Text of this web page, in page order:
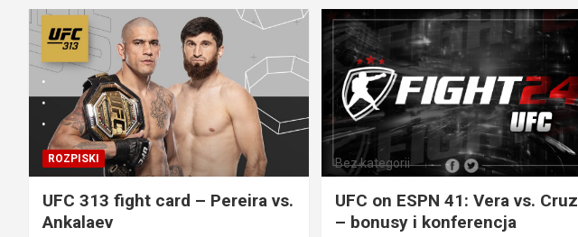
ROZPISKI
UFC 313 fight card – Pereira vs.
Ankalaev
Bez kategorii
UFC on ESPN 41: Vera vs. Cruz
– bonusy i konferencja